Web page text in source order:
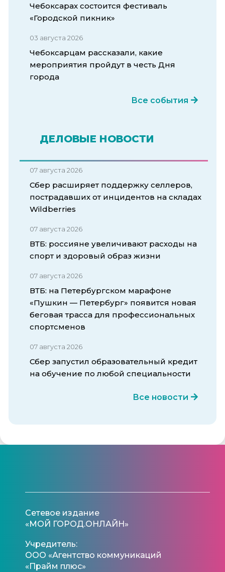
Чебоксарах состоится фестиваль
«Городской пикник»
03 августа 2026
Чебоксарцам рассказали, какие
мероприятия пройдут в честь Дня
города
Все события
ДЕЛОВЫЕ НОВОСТИ
07 августа 2026
Сбер расширяет поддержку селлеров,
пострадавших от инцидентов на складах
Wildberries
07 августа 2026
ВТБ: россияне увеличивают расходы на
спорт и здоровый образ жизни
07 августа 2026
ВТБ: на Петербургском марафоне
«Пушкин — Петербург» появится новая
беговая трасса для профессиональных
спортсменов
07 августа 2026
Сбер запустил образовательный кредит
на обучение по любой специальности
Все новости
Сетевое издание
«МОЙ ГОРОД.ОНЛАЙН»
Учредитель:
ООО «Агентство коммуникаций
«Прайм плюс»